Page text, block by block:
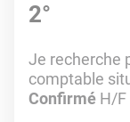
2°
Je recherche
comptable
Confirmé H/F